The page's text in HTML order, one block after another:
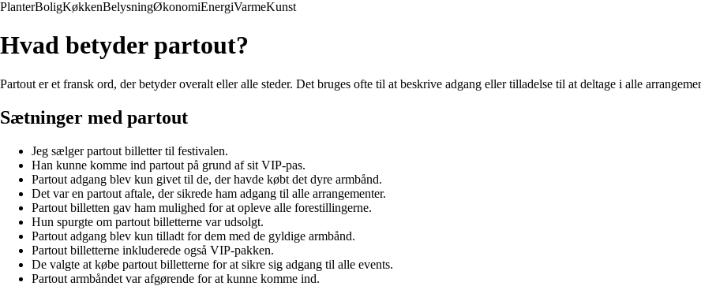
PlanterBoligKøkkenBelysningØkonomiEnergiVarmeKunst
Hvad betyder partout?
Partout er et fransk ord, der betyder overalt eller alle steder. Det bruges ofte til at beskrive adgang eller tilladelse til at deltage i alle
Sætninger med partout
Jeg sælger partout billetter til festivalen.
Han kunne komme ind partout på grund af sit VIP-pas.
Partout adgang blev kun givet til de, der havde købt det dyre armbånd.
Det var en partout aftale, der sikrede ham adgang til alle arrangementer.
Partout billetten gav ham mulighed for at opleve alle forestillingerne.
Hun spurgte om partout billetterne var udsolgt.
Partout adgang blev kun tilladt for dem med de gyldige armbånd.
Partout billetterne inkluderede også VIP-pakken.
De valgte at købe partout billetterne for at sikre sig adgang til alle events.
Partout armbåndet var afgørende for at kunne komme ind.